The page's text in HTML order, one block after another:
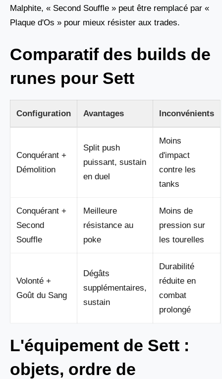
Malphite, « Second Souffle » peut être remplacé par «
Plaque d'Os » pour mieux résister aux trades.
Comparatif des builds de
runes pour Sett
Configuration Avantages Inconvénients
Conquérant +
Démolition
Split push
puissant, sustain
en duel
Moins
d'impact
contre les
tanks
Conquérant +
Second
Souffle
Meilleure
résistance au
poke
Moins de
pression sur
les tourelles
Volonté +
Goût du Sang
Dégâts
supplémentaires,
sustain
Durabilité
réduite en
combat
prolongé
L'équipement de Sett :
objets, ordre de